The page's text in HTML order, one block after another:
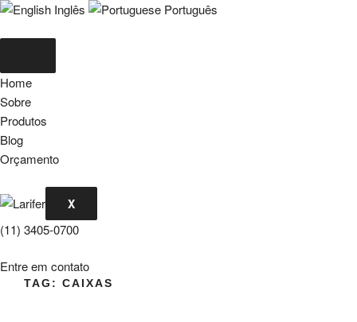
Inglês Português
Home
Sobre
Produtos
Blog
Orçamento
X
(11) 3405-0700
Entre em contato
TAG: CAIXAS